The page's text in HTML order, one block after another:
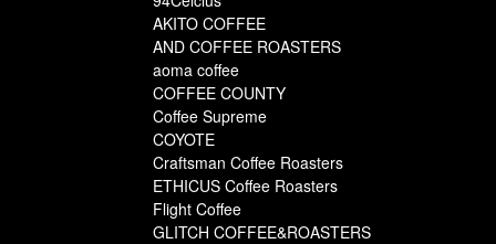
AKITO COFFEE
AND COFFEE ROASTERS
aoma coffee
COFFEE COUNTY
Coffee Supreme
COYOTE
Craftsman Coffee Roasters
ETHICUS Coffee Roasters
Flight Coffee
GLITCH COFFEE&ROASTERS